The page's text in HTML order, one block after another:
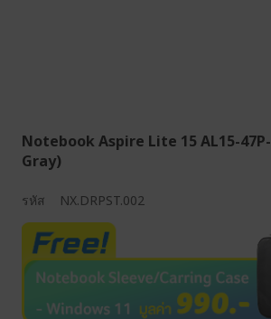
Notebook Aspire Lite 15 AL15-47P-
Gray)
รหัส NX.DRPST.002